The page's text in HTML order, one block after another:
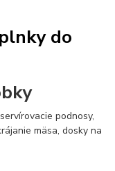
do
podnosy,
mäsa, dosky na